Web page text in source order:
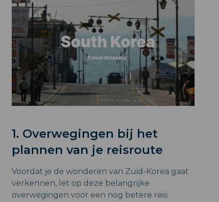
1. Overwegingen bij het
plannen van je reisroute
Voordat je de wonderen van Zuid-Korea gaat
verkennen, let op deze belangrijke
overwegingen voor een nog betere reis: